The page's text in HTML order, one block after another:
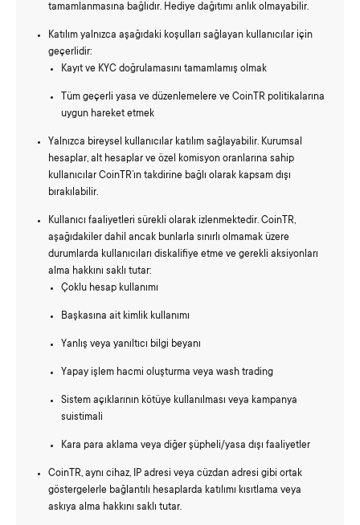
tamamlanmasına bağlıdır. Hediye dağıtımı anlık olmayabilir.
Katılım yalnızca aşağıdaki koşulları sağlayan kullanıcılar için
geçerlidir:
Kayıt ve KYC doğrulamasını tamamlamış olmak
Tüm geçerli yasa ve düzenlemelere ve CoinTR politikalarına
uygun hareket etmek
Yalnızca bireysel kullanıcılar katılım sağlayabilir. Kurumsal
hesaplar, alt hesaplar ve özel komisyon oranlarına sahip
kullanıcılar CoinTR’ın takdirine bağlı olarak kapsam dışı
bırakılabilir.
Kullanıcı faaliyetleri sürekli olarak izlenmektedir. CoinTR,
aşağıdakiler dahil ancak bunlarla sınırlı olmamak üzere
durumlarda kullanıcıları diskalifiye etme ve gerekli aksiyonları
alma hakkını saklı tutar:
Çoklu hesap kullanımı
Başkasına ait kimlik kullanımı
Yanlış veya yanıltıcı bilgi beyanı
Yapay işlem hacmi oluşturma veya wash trading
Sistem açıklarının kötüye kullanılması veya kampanya
suistimali
Kara para aklama veya diğer şüpheli/yasa dışı faaliyetler
CoinTR, aynı cihaz, IP adresi veya cüzdan adresi gibi ortak
göstergelerle bağlantılı hesaplarda katılımı kısıtlama veya
askıya alma hakkını saklı tutar.